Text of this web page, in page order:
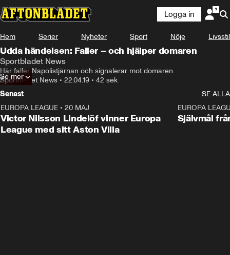
Logga in
Hem Serier Nyheter Sport Nöje Livsstil
Udda händelsen: Faller – och hjälper domaren
Sportbladet News
Här faller Napolistjärnan och signalerar mot domaren
Sportbladet News • 22.04.19 • 42 sek
Se mer
Senast
SE ALLA
EUROPA LEAGUE • 20 MAJ
Victor Nilsson Lindelöf vinner Europa
League med sitt Aston Villa
EUROPA
Självmål